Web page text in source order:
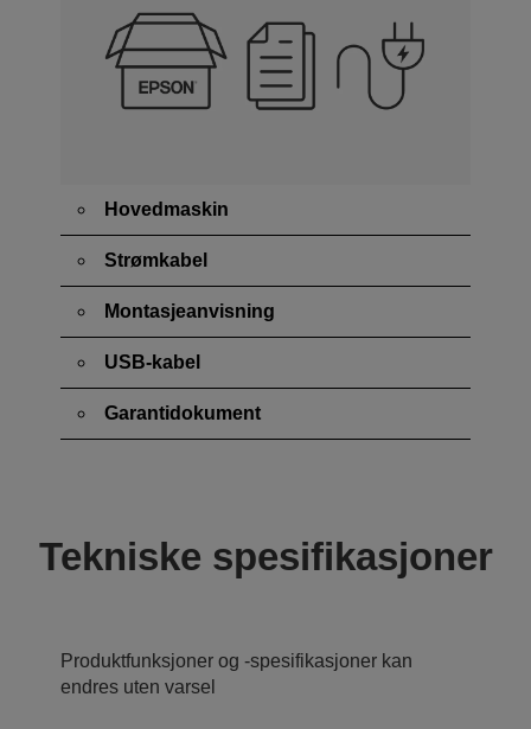
Hovedmaskin
Strømkabel
Montasjeanvisning
USB-kabel
Garantidokument
Tekniske spesifikasjoner
Produktfunksjoner og -spesifikasjoner kan
endres uten varsel